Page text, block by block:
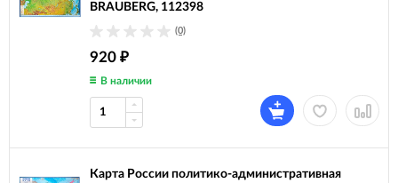
BRAUBERG, 112398
(0)
920 ₽
В наличии
Карта России политико-административная